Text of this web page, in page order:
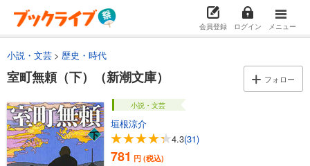
会員登録 ログイン メニュー
小説・文芸 歴史・時代
室町無頼（下）（新潮文庫） フォロー
小説・文芸
垣根涼介
4.3(31)
781 円 (税込)